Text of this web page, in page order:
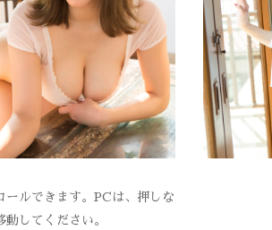
ルできます。PCは、押しな
動してください。